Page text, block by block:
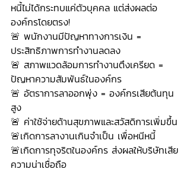
หนี้ไม่ได้กระทบแค่ตัวบุคคล แต่ส่งผลต่อ
องค์กรโดยตรง!
🚨 พนักงานมีปัญหาทางการเงิน =
ประสิทธิภาพการทำงานลดลง
🚨 สภาพแวดล้อมการทำงานตึงเครียด =
ปัญหาความสัมพันธ์ในองค์กร
🚨 อัตราการลาออกพุ่ง = องค์กรเสียต้นทุน
สูง
🚨 ค่าใช้จ่ายด้านสุขภาพและสวัสดิการเพิ่มขึ้น
🚨เกิดการลางานเกินจำเป็น เพื่อหนีหนี้
🚨เกิดการทุจริตในองค์กร ส่งผลให้บริษัทเสีย
ความน่าเชื่อถือ